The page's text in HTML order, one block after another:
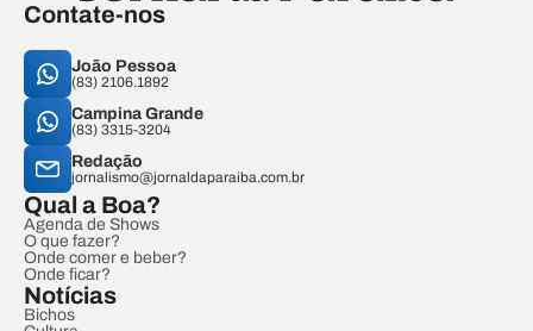
Contate-nos
João Pessoa
(83) 2106.1892
Campina Grande
(83) 3315-3204
Redação
jornalismo@jornaldaparaiba.com.br
Qual a Boa?
Agenda de Shows
O que fazer?
Onde comer e beber?
Onde ficar?
Notícias
Bichos